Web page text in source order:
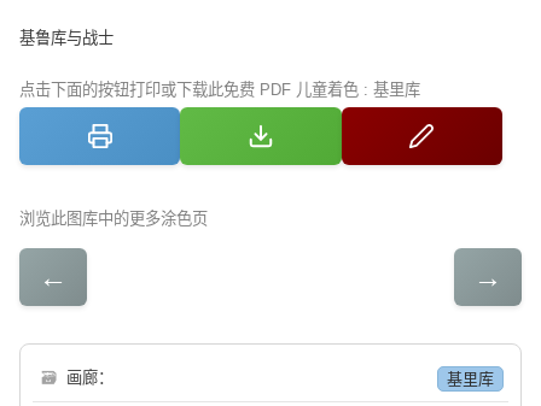
基鲁库与战士
点击下面的按钮打印或下载此免费 PDF 儿童着色 : 基里库
浏览此图库中的更多涂色页
← →
🗃 画廊： 基里库